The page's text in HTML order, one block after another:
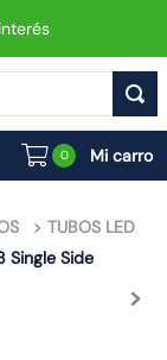
0
TUBOS LED
Single Side
MÁS BUSCADOS
vial led neo